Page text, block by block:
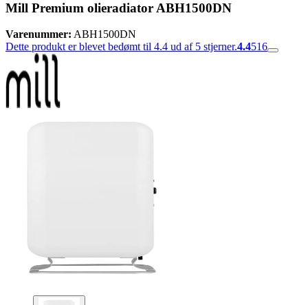
Mill Premium olieradiator ABH1500DN
Varenummer: ABH1500DN
Dette produkt er blevet bedømt til 4.4 ud af 5 stjerner.4.4516